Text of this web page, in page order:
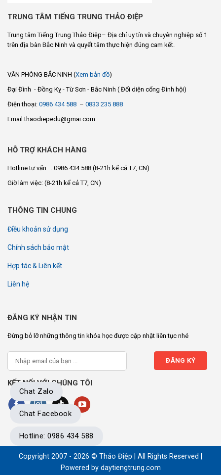
TRUNG TÂM TIẾNG TRUNG THẢO ĐIỆP
Trung tâm Tiếng Trung Thảo Điệp– Địa chỉ uy tín và chuyên nghiệp số 1
trên địa bàn Bắc Ninh và quyết tâm thực hiện đúng cam kết.
VĂN PHÒNG BẮC NINH (Xem bản đồ)
Đại Đình - Đồng Kỵ - Từ Sơn - Bắc Ninh ( Đối diện cổng Đình hội)
Điện thoại: 0986 434 588 – 0833 235 888
Email:thaodiepedu@gmai.com
HỖ TRỢ KHÁCH HÀNG
Hotline tư vấn : 0986 434 588 (8-21h kể cả T7, CN)
Giờ làm việc: (8-21h kể cả T7, CN)
THÔNG TIN CHUNG
Điều khoản sử dụng
Chính sách bảo mật
Hợp tác & Liên kết
Liên hệ
ĐĂNG KÝ NHẬN TIN
Đừng bỏ lỡ những thông tin khóa học được cập nhật liên tục nhé
KẾT NỐI VỚI CHÚNG TÔI
Copyright 2007 - 2026 © Thảo Điệp | All Rights Reserved |
Powered by daytiengtrung.com
Chat Zalo
Chat Facebook
Hotline: 0986 434 588